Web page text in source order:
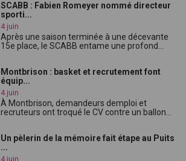
SCABB : Fabien Romeyer nommé directeur
sporti...
4 juin
Après une saison terminée à une décevante
15e place, le SCABB entame une profond...
Montbrison : basket et recrutement font
équip...
4 juin
À Montbrison, demandeurs demploi et
recruteurs ont troqué le CV contre un ballon...
Un pèlerin de la mémoire fait étape au Puits
...
4 juin